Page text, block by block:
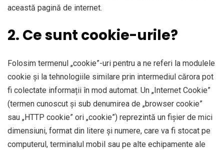
această pagină de internet.
2. Ce sunt cookie-urile?
Folosim termenul „cookie”-uri pentru a ne referi la modulele
cookie și la tehnologiile similare prin intermediul cărora pot
fi colectate informații în mod automat. Un „Internet Cookie”
(termen cunoscut și sub denumirea de „browser cookie”
sau „HTTP cookie” ori „cookie”) reprezintă un fișier de mici
dimensiuni, format din litere și numere, care va fi stocat pe
computerul, terminalul mobil sau pe alte echipamente ale